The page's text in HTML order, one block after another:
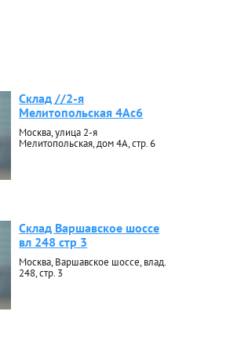
Склад //2-я
Мелитопольская 4Ас6
Москва, улица 2-я
Мелитопольская, дом 4А, стр. 6
Склад Варшавское шоссе
вл 248 стр 3
Москва, Варшавское шоссе, влад.
248, стр. 3